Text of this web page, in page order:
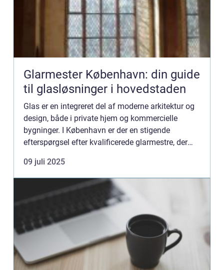
Glarmester København: din guide
til glasløsninger i hovedstaden
Glas er en integreret del af moderne arkitektur og
design, både i private hjem og kommercielle
bygninger. I København er der en stigende
efterspørgsel efter kvalificerede glarmestre, der
09 juli 2025